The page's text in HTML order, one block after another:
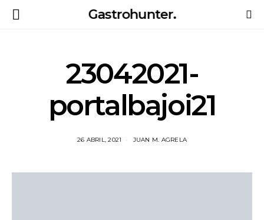
Gastrohunter.
23042021-
portalbajoi21
26 ABRIL, 2021 JUAN M. AGRELA